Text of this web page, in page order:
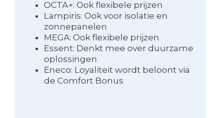
OCTA+: Ook flexibele prijzen
Lampiris: Ook voor isolatie en
zonnepanelen
MEGA: Ook flexibele prijzen
Essent: Denkt mee over duurzame
oplossingen
Eneco: Loyaliteit wordt beloont via
de Comfort Bonus